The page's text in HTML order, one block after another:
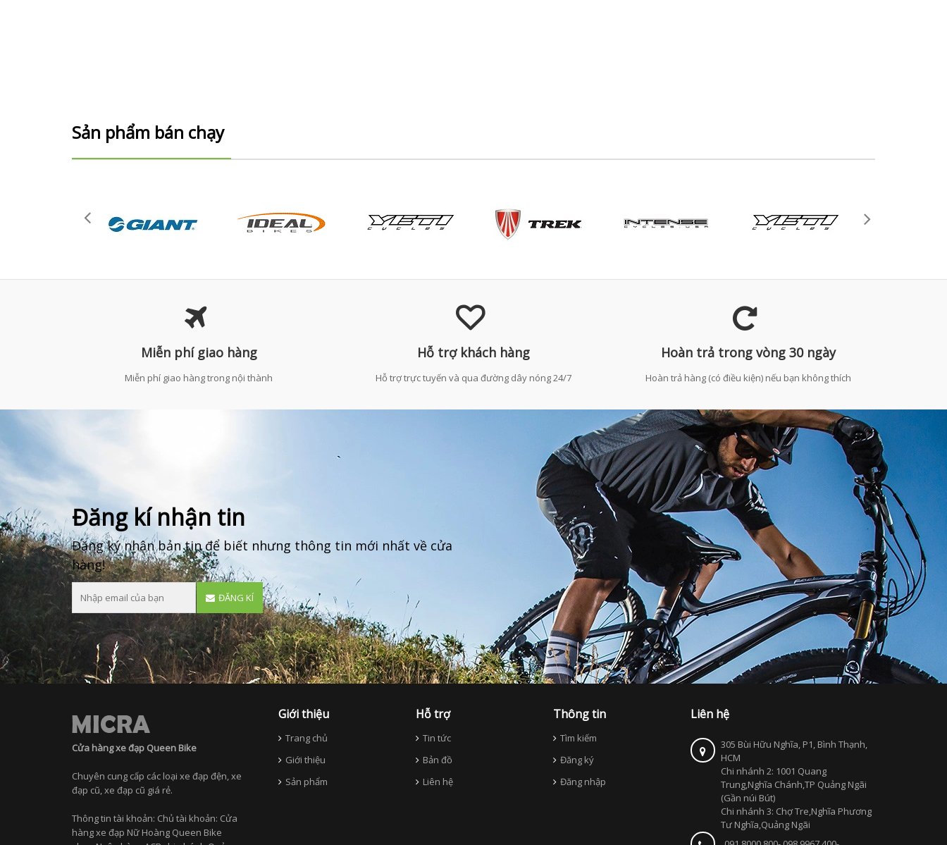
Sản phẩm bán chạy
Miễn phí giao hàng
Miễn phí giao hàng trong nội thành
Hỗ trợ khách hàng
Hỗ trợ trực tuyến và qua đường dây nóng 24/7
Hoàn trả trong vòng 30 ngày
Hoàn trả hàng (có điều kiện) nếu bạn không thích
Đăng kí nhận tin
Đăng ký nhận bản tin để biết nhưng thông tin mới nhất về cửa
hàng!
ĐĂNG KÍ
Cửa hàng xe đạp Queen Bike
Chuyên cung cấp các loại xe đạp đện, xe
đạp cũ, xe đạp cũ giá rẻ.
Thông tin tài khoản: Chủ tài khoản: Cửa
hàng xe đạp Nữ Hoàng Queen Bike
Giới thiệu
Trang chủ
Giới thiệu
Sản phẩm
Hỗ trợ
Tin tức
Bản đồ
Liên hệ
Thông tin
Tìm kiếm
Đăng ký
Đăng nhập
Liên hệ
305 Bùi Hữu Nghĩa, P1, Bình Thạnh,
HCM
Chi nhánh 2: 1001 Quang
Trung,Nghĩa Chánh,TP Quảng Ngãi
(Gần núi Bút)
Chi nhánh 3: Chợ Tre,Nghĩa Phương
Tư Nghĩa,Quảng Ngãi